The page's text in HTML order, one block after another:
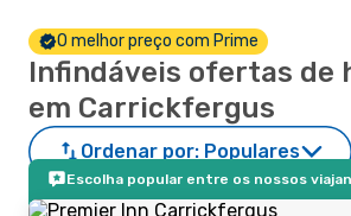
O melhor preço com Prime
Infindáveis ofertas de
em Carrickfergus
Ordenar por: Populares
Escolha popular entre os nossos